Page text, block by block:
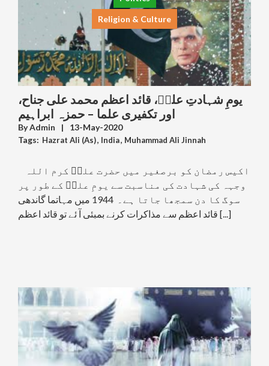
Religion & Culture
یومِ شہادتِ علیؑ، قائد اعظم محمد علی جناح،
اور تکفیری علما – حمزہ ابراہیم
ByAdmin |
13-May-2020
Tags: Hazrat Ali (As), India, Muhammad Ali Jinnah
Radicalism
,Sectarianism
وجہہ کی شہادت کی مناسبت سے یومِ علیؑ کے طور پر
سوگ کا دن سمجھا جاتا ہے۔ 1944 میں مہاتما گاندھی
قائد اعظم سے مذاکرات کرنے بمبئی آ ئے تو قائد اعظم [...]